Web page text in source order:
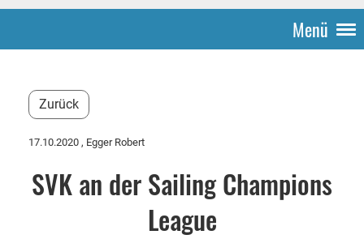
Menü
Zurück
17.10.2020 , Egger Robert
SVK an der Sailing Champions
League